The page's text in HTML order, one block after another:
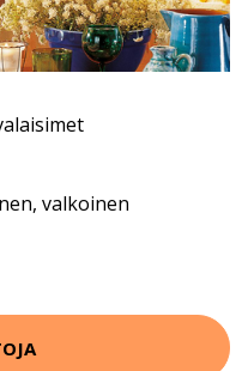
valkoinen